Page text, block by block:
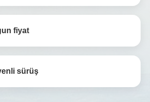
fiyat
sürüş